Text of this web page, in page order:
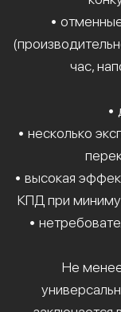
•
час,
•
• несколько
• высокая
КПД при
•
Не